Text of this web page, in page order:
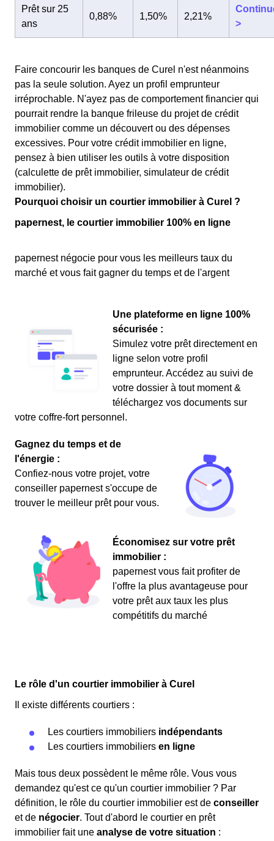
Prêt sur 25
ans
0,88% 1,50% 2,21%
>
Faire concourir les banques de Curel n'est néanmoins
pas la seule solution. Ayez un profil emprunteur
irréprochable. N'ayez pas de comportement financier qui
pourrait rendre la banque frileuse du projet de crédit
immobilier comme un découvert ou des dépenses
excessives. Pour votre crédit immobilier en ligne,
pensez à bien utiliser les outils à votre disposition
(calculette de prêt immobilier, simulateur de crédit
immobilier).
Pourquoi choisir un courtier immobilier à Curel ?
papernest, le courtier immobilier 100% en ligne
papernest négocie pour vous les meilleurs taux du
marché et vous fait gagner du temps et de l'argent
Une plateforme en ligne 100%
sécurisée :
Simulez votre prêt directement en
ligne selon votre profil
emprunteur. Accédez au suivi de
votre dossier à tout moment &
téléchargez vos documents sur
votre coffre-fort personnel.
Gagnez du temps et de
l'énergie :
Confiez-nous votre projet, votre
conseiller papernest s'occupe de
trouver le meilleur prêt pour vous.
Économisez sur votre prêt
immobilier :
papernest vous fait profiter de
l'offre la plus avantageuse pour
votre prêt aux taux les plus
compétitifs du marché
Le rôle d'un courtier immobilier à Curel
Il existe différents courtiers :
Les courtiers immobiliers indépendants
Les courtiers immobiliers en ligne
Mais tous deux possèdent le même rôle. Vous vous
demandez qu'est ce qu'un courtier immobilier ? Par
définition, le rôle du courtier immobilier est de conseiller
et de négocier. Tout d'abord le courtier en prêt
immobilier fait une analyse de votre situation :